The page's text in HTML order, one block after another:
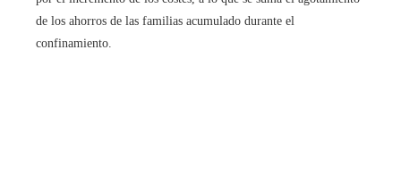
de los ahorros de las familias acumulado durante el
confinamiento.